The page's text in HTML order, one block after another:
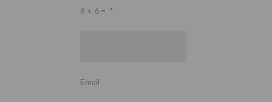
8 + 6 = *
Email